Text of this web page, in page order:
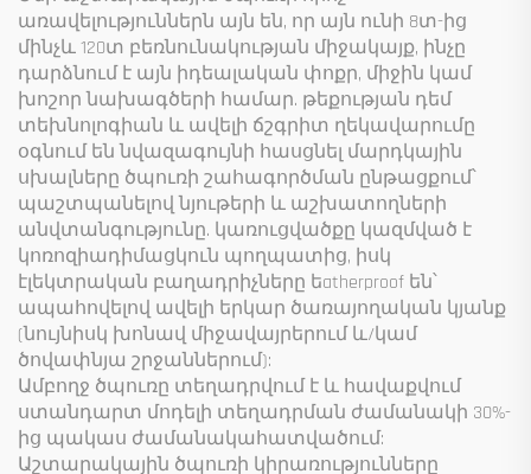
առավելություններն այն են, որ այն ունի 8տ-ից
մինչև 120տ բեռնունակության միջակայք, ինչը
դարձնում է այն իդեալական փոքր, միջին կամ
խոշոր նախագծերի համար. թեքության դեմ
տեխնոլոգիան և ավելի ճշգրիտ ղեկավարումը
օգնում են նվազագույնի հասցնել մարդկային
սխալները ծպուռի շահագործման ընթացքում՝
պաշտպանելով նյութերի և աշխատողների
անվտանգությունը. կառուցվածքը կազմված է
կոռոզիադիմացկուն պողպատից, իսկ
էլեկտրական բաղադրիչները եatherproof են՝
ապահովելով ավելի երկար ծառայողական կյանք
(նույնիսկ խոնավ միջավայրերում և/կամ
ծովափնյա շրջաններում):
Ամբողջ ծպուռը տեղադրվում է և հավաքվում
ստանդարտ մոդելի տեղադրման ժամանակի 30%-
ից պակաս ժամանակահատվածում:
Աշտարակային ծպուռի կիրառությունները